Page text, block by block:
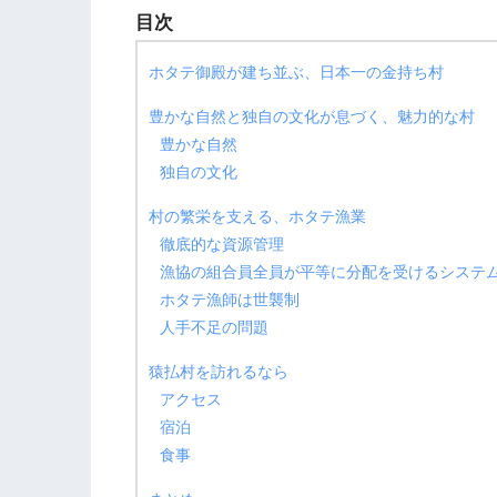
目次
ホタテ御殿が建ち並ぶ、日本一の金持ち村
豊かな自然と独自の文化が息づく、魅力的な村
豊かな自然
独自の文化
村の繁栄を支える、ホタテ漁業
徹底的な資源管理
漁協の組合員全員が平等に分配を受けるシステ
ホタテ漁師は世襲制
人手不足の問題
猿払村を訪れるなら
アクセス
宿泊
食事